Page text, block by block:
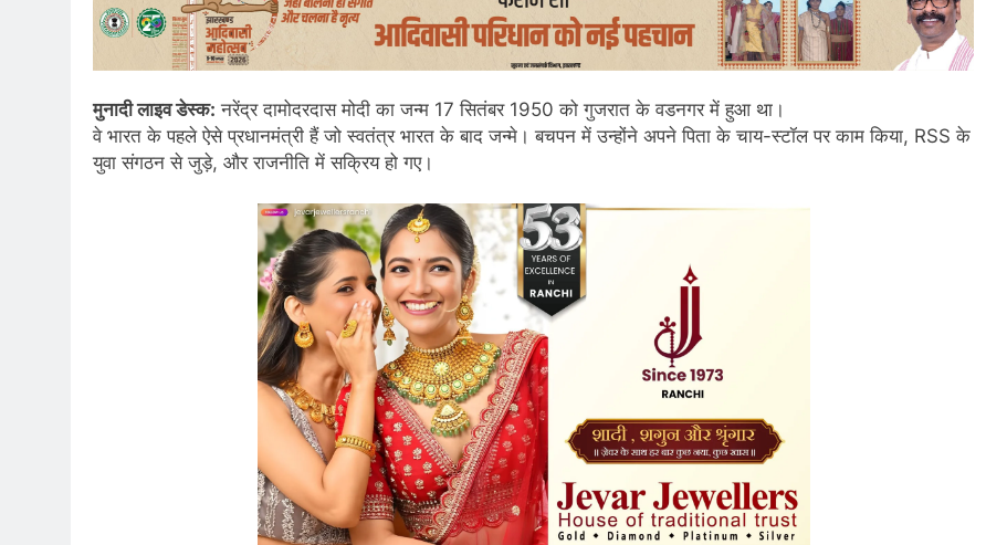
मुनादी लाइव डेस्क: नरेंद्र दामोदरदास मोदी का जन्म 17 सितंबर 1950 को गुजरात के वडनगर में हुआ था।
वे भारत के पहले ऐसे प्रधानमंत्री हैं जो स्वतंत्र भारत के बाद जन्मे। बचपन में उन्होंने अपने पिता के चाय-स्टॉल पर काम किया, RSS के
युवा संगठन से जुड़े, और राजनीति में सक्रिय हो गए।